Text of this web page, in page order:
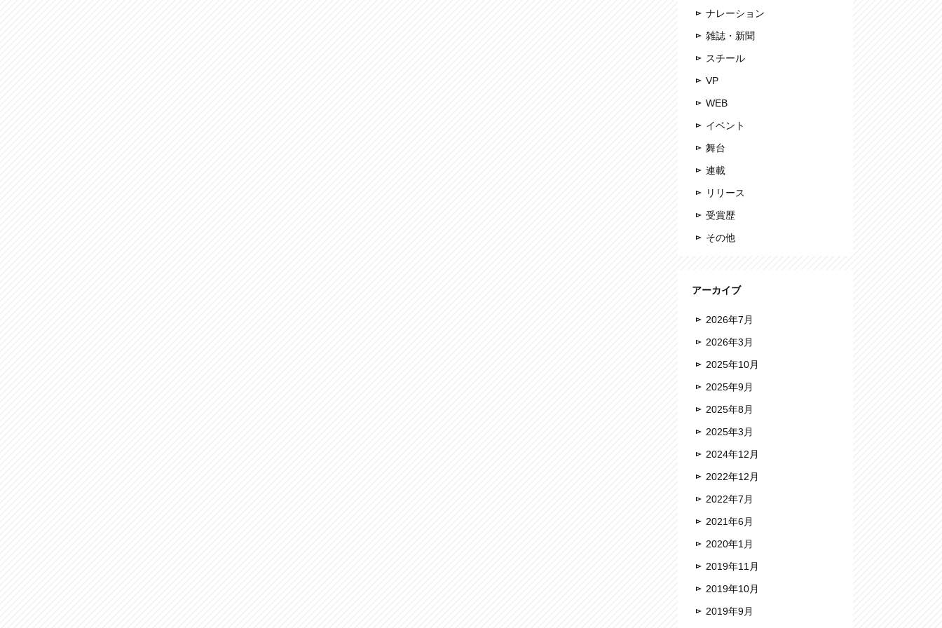
ナレーション
雑誌・新聞
スチール
VP
WEB
イベント
舞台
連載
リリース
受賞歴
その他
アーカイブ
2026年7月
2026年3月
2025年10月
2025年9月
2025年8月
2025年3月
2024年12月
2022年12月
2022年7月
2021年6月
2020年1月
2019年11月
2019年10月
2019年9月